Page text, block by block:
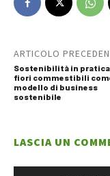
ARTICOLO
Sostenibilità in
fiori commestibili
modello di business
sostenibile
LASCIA UN